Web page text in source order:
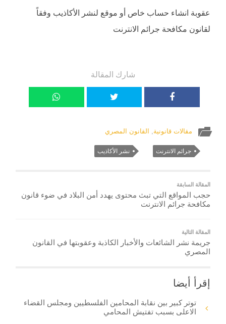
عقوبة انشاء حساب خاص أو موقع لنشر الأكاذيب وفقاً
لقانون مكافحة جرائم الانترنت
شارك المقالة
مقالات قانونية القانون المصري
جرائم الانترنت نشر الأكاذيب
المقالة السابقة
حجب المواقع التي تبث محتوى يهدد أمن البلاد في ضوء قانون
مكافحة جرائم الانترنت
المقالة التالية
جريمة نشر الشائعات والأخبار الكاذبة وعقوبتها في القانون
المصري
إقرأ أيضا
توتر كبير بين نقابة المحامين الفلسطيين ومجلس القضاء
الاعلى بسبب تفتيش المحامي